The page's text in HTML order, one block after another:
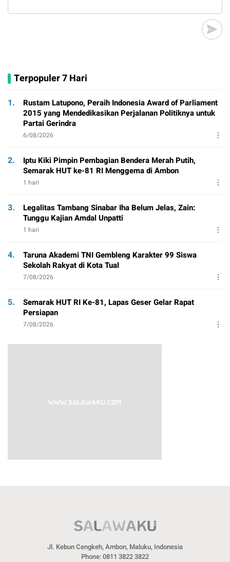
Terpopuler 7 Hari
1.
Rustam Latupono, Peraih Indonesia Award of Parliament
2015 yang Mendedikasikan Perjalanan Politiknya untuk
Partai Gerindra
6/08/2026
2.
Iptu Kiki Pimpin Pembagian Bendera Merah Putih,
Semarak HUT ke-81 RI Menggema di Ambon
1 hari
3.
Legalitas Tambang Sinabar Iha Belum Jelas, Zain:
Tunggu Kajian Amdal Unpatti
1 hari
4.
Taruna Akademi TNI Gembleng Karakter 99 Siswa
Sekolah Rakyat di Kota Tual
7/08/2026
5.
Semarak HUT RI Ke-81, Lapas Geser Gelar Rapat
Persiapan
7/08/2026
Jl. Kebun Cengkeh, Ambon, Maluku, Indonesia
Phone: 0811 3822 3822